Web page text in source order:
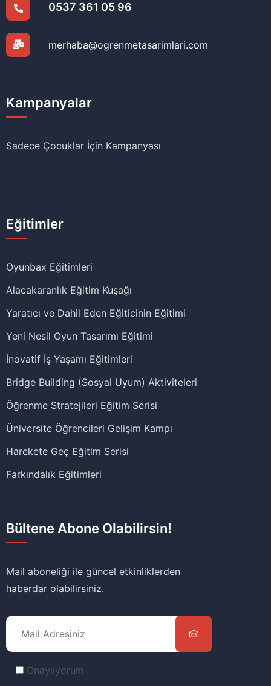
0537 361 05 96
merhaba@ogrenmetasarimlari.com
Kampanyalar
Sadece Çocuklar İçin Kampanyası
Eğitimler
Oyunbax Eğitimleri
Alacakaranlık Eğitim Kuşağı
Yaratıcı ve Dahil Eden Eğiticinin Eğitimi
Yeni Nesil Oyun Tasarımı Eğitimi
İnovatif İş Yaşamı Eğitimleri
Bridge Building (Sosyal Uyum) Aktiviteleri
Öğrenme Stratejileri Eğitim Serisi
Üniversite Öğrencileri Gelişim Kampı
Harekete Geç Eğitim Serisi
Farkındalık Eğitimleri
Bültene Abone Olabilirsin!
Mail aboneliği ile güncel etkinliklerden
haberdar olabilirsiniz.
Onaylıyorum